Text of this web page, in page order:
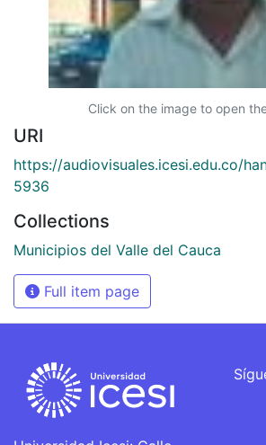
Click on the image to open
URI
https://audiovisuales.icesi.edu.co/
5936
Collections
Municipios del Valle del Cauca
Full item page